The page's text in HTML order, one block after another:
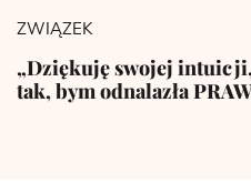
ZWIĄZEK
„Dziękuję swojej
tak, bym odnalazła